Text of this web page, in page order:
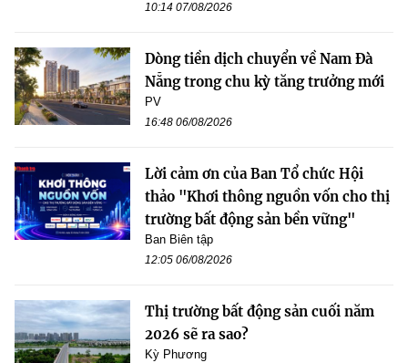
10:14 07/08/2026
Dòng tiền dịch chuyển về Nam Đà
Nẵng trong chu kỳ tăng trưởng mới
PV
16:48 06/08/2026
Lời cảm ơn của Ban Tổ chức Hội
thảo "Khơi thông nguồn vốn cho thị
trường bất động sản bền vững"
Ban Biên tập
12:05 06/08/2026
Thị trường bất động sản cuối năm
2026 sẽ ra sao?
Kỳ Phương